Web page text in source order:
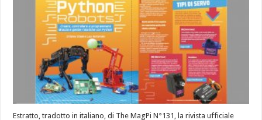
Estratto, tradotto in italiano, di The MagPi N°131, la rivista ufficiale